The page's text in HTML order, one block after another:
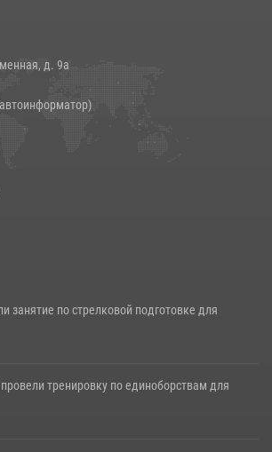
помощи (видео)
директора Росгвардии Героя России
Золотова с заместителем полномочного
Российской Федерации в Северо-
округе Виталием Кузнецовым
д. 9а
занятие по стрелковой подготовке для
тренировку по единоборствам для